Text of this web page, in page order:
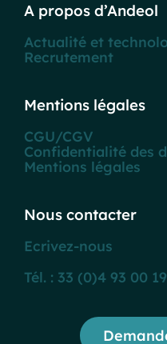
A propos d’Andeol
Actualité et
Recrutement
Mentions légales
CGU/CGV
Confidentialité des
Mentions légales
Nous contacter
Ecrivez-nous
Tél. : 33 (0)4 93 00